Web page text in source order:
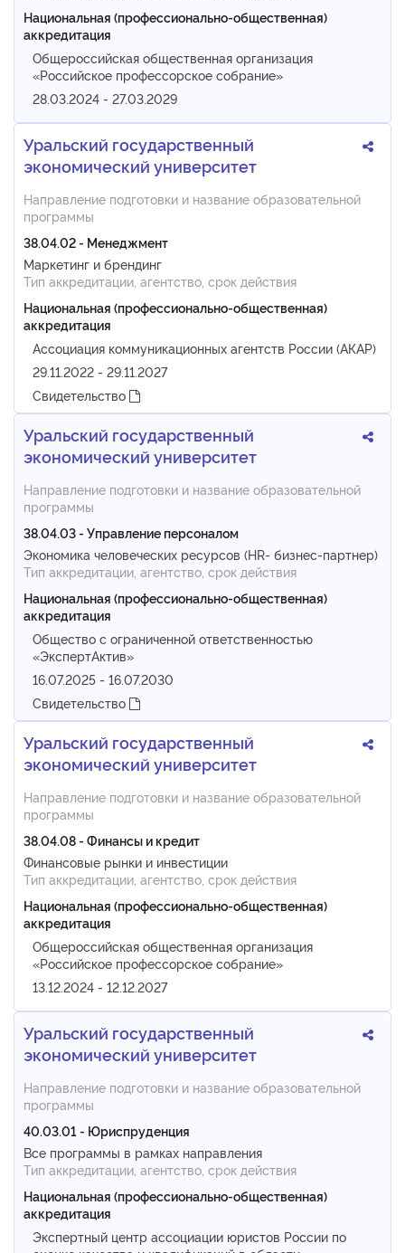
Национальная (профессионально-общественная)
аккредитация
Общероссийская общественная организация
«Российское профессорское собрание»
28.03.2024 - 27.03.2029
Уральский государственный
экономический университет
Направление подготовки и название образовательной
программы
38.04.02 - Менеджмент
Маркетинг и брендинг
Тип аккредитации, агентство, срок действия
Национальная (профессионально-общественная)
аккредитация
Ассоциация коммуникационных агентств России (АКАР)
29.11.2022 - 29.11.2027
Свидетельство
Уральский государственный
экономический университет
Направление подготовки и название образовательной
программы
38.04.03 - Управление персоналом
Экономика человеческих ресурсов (HR- бизнес-партнер)
Тип аккредитации, агентство, срок действия
Национальная (профессионально-общественная)
аккредитация
Общество с ограниченной ответственностью
«ЭкспертАктив»
16.07.2025 - 16.07.2030
Свидетельство
Уральский государственный
экономический университет
Направление подготовки и название образовательной
программы
38.04.08 - Финансы и кредит
Финансовые рынки и инвестиции
Тип аккредитации, агентство, срок действия
Национальная (профессионально-общественная)
аккредитация
Общероссийская общественная организация
«Российское профессорское собрание»
13.12.2024 - 12.12.2027
Уральский государственный
экономический университет
Направление подготовки и название образовательной
программы
40.03.01 - Юриспруденция
Все программы в рамках направления
Тип аккредитации, агентство, срок действия
Национальная (профессионально-общественная)
аккредитация
Экспертный центр ассоциации юристов России по